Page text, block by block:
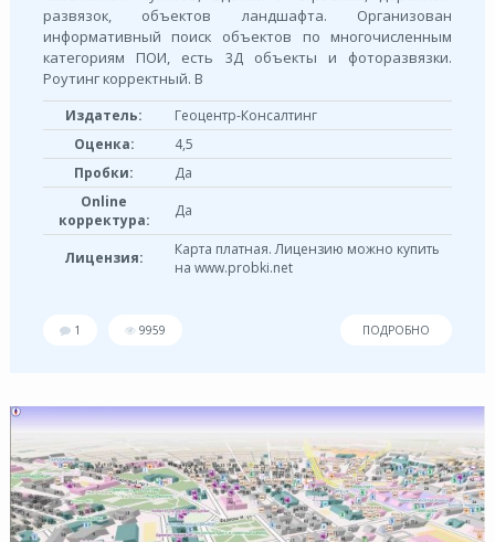
развязок, объектов ландшафта. Организован
информативный поиск объектов по многочисленным
категориям ПОИ, есть 3Д объекты и фоторазвязки.
Роутинг корректный. В
Издатель:
Геоцентр-Консалтинг
Оценка:
4,5
Пробки:
Да
Online
корректура:
Да
Лицензия:
Карта платная. Лицензию можно купить
на www.probki.net
1 9959 ПОДРОБНО